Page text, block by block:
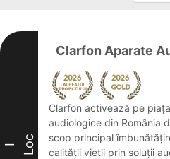
I Loc
Clarfon Aparate
Clarfon activează pe
audiologice din România
scop principal
calității vieții prin soluții